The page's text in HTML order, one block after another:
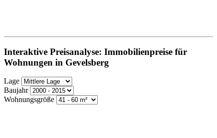
Interaktive Preisanalyse: Immobilienpreise für
Wohnungen in Gevelsberg
Lage
Baujahr
Wohnungsgröße